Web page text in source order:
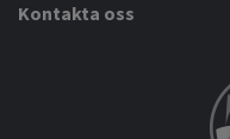
Kontakta oss